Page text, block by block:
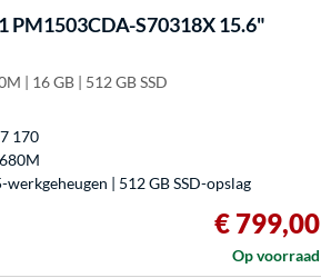
PM1503CDA-S70318X 15.6"
| 16 GB | 512 GB SSD
170
| 512 GB SSD-opslag
€ 799,00
Op voorraad